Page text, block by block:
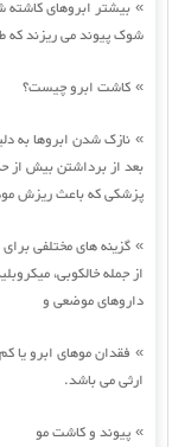
»
شوک پیوند می ریزند که
» کاشت ابرو چیست؟
» نازک شدن ابروها به
بعد از برداشتن بیش از
پزشکی که باعث ریزش
» گزینه های مختلفی
از جمله خالکوبی،
داروهای موضعی و
» فقدان موهای ابرو یا
ارثی می باشد.
» پیوند و کاشت مو